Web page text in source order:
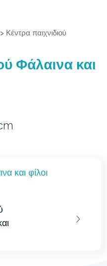
> Κέντρα παιχνιδιού
Φάλαινα και